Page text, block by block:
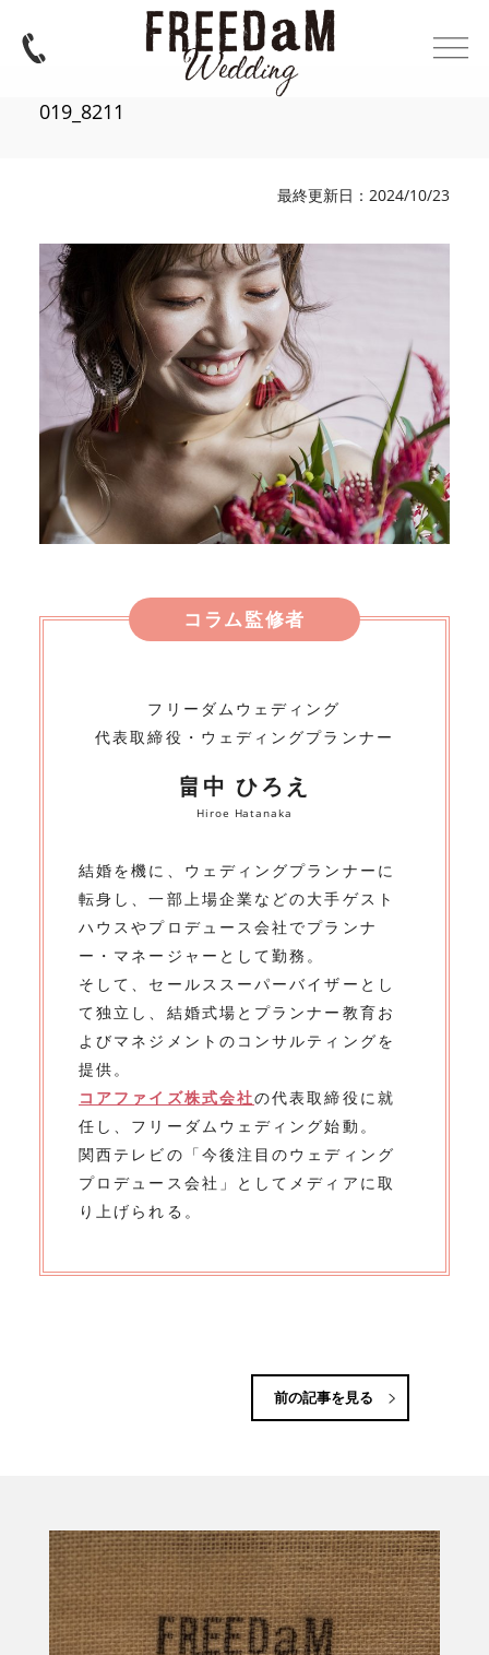
019_8211
最終更新日：2024/10/23
コラム監修者
フリーダムウェディング
代表取締役・ウェディングプランナー
畠中 ひろえ
Hiroe Hatanaka
結婚を機に、ウェディングプランナーに
転身し、一部上場企業などの大手ゲスト
ハウスやプロデュース会社でプランナ
ー・マネージャーとして勤務。
そして、セールススーパーバイザーとし
て独立し、結婚式場とプランナー教育お
よびマネジメントのコンサルティングを
提供。
コアファイズ株式会社の代表取締役に就
任し、フリーダムウェディング始動。
関西テレビの「今後注目のウェディング
プロデュース会社」としてメディアに取
り上げられる。
前の記事を見る